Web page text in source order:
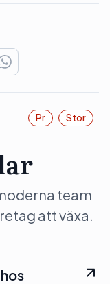
Pr Stor
team
att växa.